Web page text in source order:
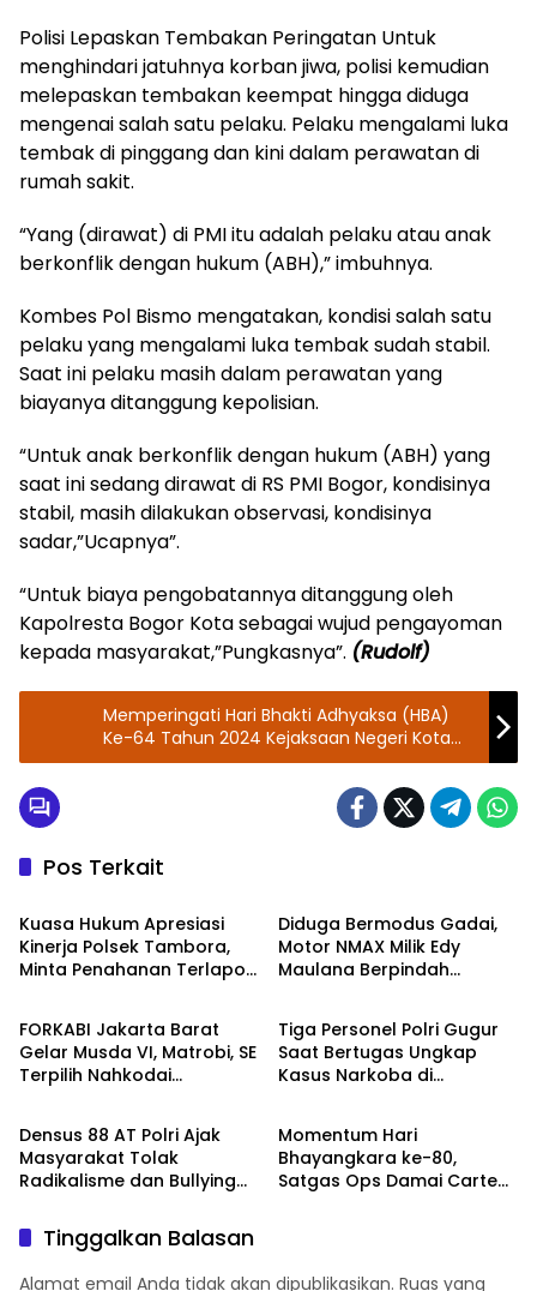
Polisi Lepaskan Tembakan Peringatan Untuk
menghindari jatuhnya korban jiwa, polisi kemudian
melepaskan tembakan keempat hingga diduga
mengenai salah satu pelaku. Pelaku mengalami luka
tembak di pinggang dan kini dalam perawatan di
rumah sakit.
“Yang (dirawat) di PMI itu adalah pelaku atau anak
berkonflik dengan hukum (ABH),” imbuhnya.
Kombes Pol Bismo mengatakan, kondisi salah satu
pelaku yang mengalami luka tembak sudah stabil.
Saat ini pelaku masih dalam perawatan yang
biayanya ditanggung kepolisian.
“Untuk anak berkonflik dengan hukum (ABH) yang
saat ini sedang dirawat di RS PMI Bogor, kondisinya
stabil, masih dilakukan observasi, kondisinya
sadar,”Ucapnya”.
“Untuk biaya pengobatannya ditanggung oleh
Kapolresta Bogor Kota sebagai wujud pengayoman
kepada masyarakat,”Pungkasnya”. (Rudolf)
Memperingati Hari Bhakti Adhyaksa (HBA)
Ke-64 Tahun 2024 Kejaksaan Negeri Kota
Pekalongan Gelar Upacara & Syukuran
Pos Terkait
Kriminal
Kuasa Hukum Apresiasi
Kinerja Polsek Tambora,
Minta Penahanan Terlapor
Diduga Bermodus Gadai,
Motor NMAX Milik Edy
Maulana Berpindah
Berita
FORKABI Jakarta Barat
Gelar Musda VI, Matrobi, SE
Terpilih Nahkodai
TNI - POLRI
Tiga Personel Polri Gugur
Saat Bertugas Ungkap
Kasus Narkoba di
Biasa Anumerta
TNI - POLRI
Densus 88 AT Polri Ajak
Masyarakat Tolak
Radikalisme dan Bullying
di Car Free Day Makassar
TNI - POLRI
Momentum Hari
Bhayangkara ke-80,
Satgas Ops Damai Cartenz
Tinggalkan Balasan
Alamat email Anda tidak akan dipublikasikan. Ruas yang